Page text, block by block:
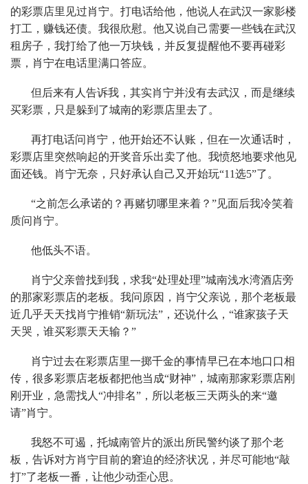
的彩票店里见过肖宁。打电话给他，他说人在武汉一家影楼
打工，赚钱还债。我很欣慰。他又说自己需要一些钱在武汉
租房子，我打给了他一万块钱，并反复提醒他不要再碰彩
票，肖宁在电话里满口答应。
但后来有人告诉我，其实肖宁并没有去武汉，而是继续
买彩票，只是躲到了城南的彩票店里去了。
再打电话问肖宁，他开始还不认账，但在一次通话时，
彩票店里突然响起的开奖音乐出卖了他。我愤怒地要求他见
面还钱。肖宁无奈，只好承认自己又开始玩“11选5”了。
“之前怎么承诺的？再赌切哪里来着？”见面后我冷笑着
质问肖宁。
他低头不语。
肖宁父亲曾找到我，求我“处理处理”城南浅水湾酒店旁
的那家彩票店的老板。我问原因，肖宁父亲说，那个老板最
近几乎天天找肖宁推销“新玩法”，还说什么，“谁家孩子天
天哭，谁买彩票天天输？”
肖宁过去在彩票店里一掷千金的事情早已在本地口口相
传，很多彩票店老板都把他当成“财神”，城南那家彩票店刚
刚开业，急需找人“冲排名”，所以老板三天两头的来“邀
请”肖宁。
我怒不可遏，托城南管片的派出所民警约谈了那个老
板，告诉对方肖宁目前的窘迫的经济状况，并尽可能地“敲
打”了老板一番，让他少动歪心思。